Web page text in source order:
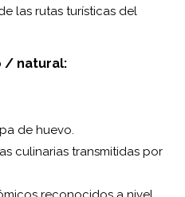
las rutas turísticas del
/ natural:
de huevo.
culinarias transmitidas por